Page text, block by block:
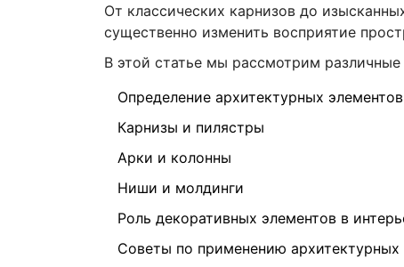
От классических карнизов до
существенно изменить восприятие
В этой статье мы рассмотрим
Определение архитектурных элементов
Карнизы и пилястры
Арки и колонны
Ниши и молдинги
Роль декоративных элементов в
Советы по применению архитектурных